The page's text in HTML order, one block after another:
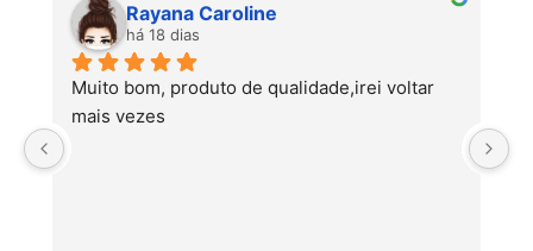
Rayana Caroline
há 18 dias
Muito bom, produto de qualidade,irei voltar
mais vezes